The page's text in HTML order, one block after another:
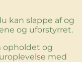
kan slappe af og
og uforstyrret.
opholdet og
med